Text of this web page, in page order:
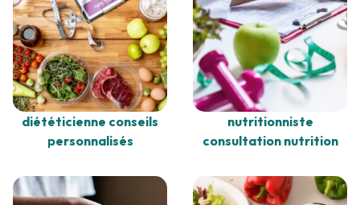
diététicienne conseils
personnalisés
nutritionniste
consultation nutrition